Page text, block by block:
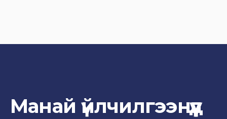
Манай үйлчилгээнүүд